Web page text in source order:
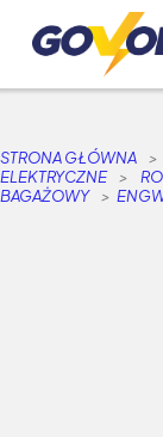
STRONA GŁÓWNA >
ELEKTRYCZNE
>
BAGAŻOWY
>